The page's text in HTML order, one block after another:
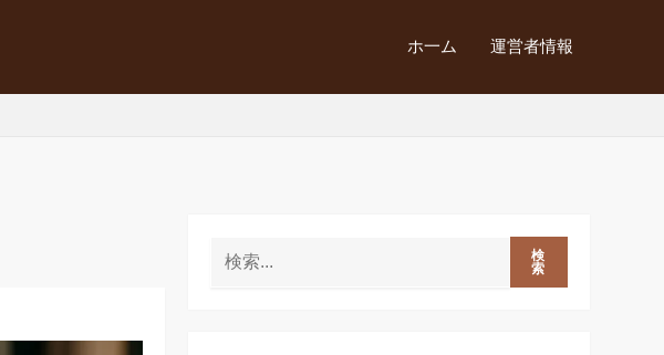
ホ一ム 運営者情報
検
索